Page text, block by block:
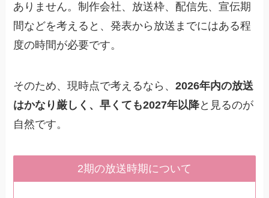
ありません。制作会社、放送枠、配信先、宣伝期
間などを考えると、発表から放送までにはある程
度の時間が必要です。
そのため、現時点で考えるなら、2026年内の放送
はかなり厳しく、早くても2027年以降と見るのが
自然です。
2期の放送時期について